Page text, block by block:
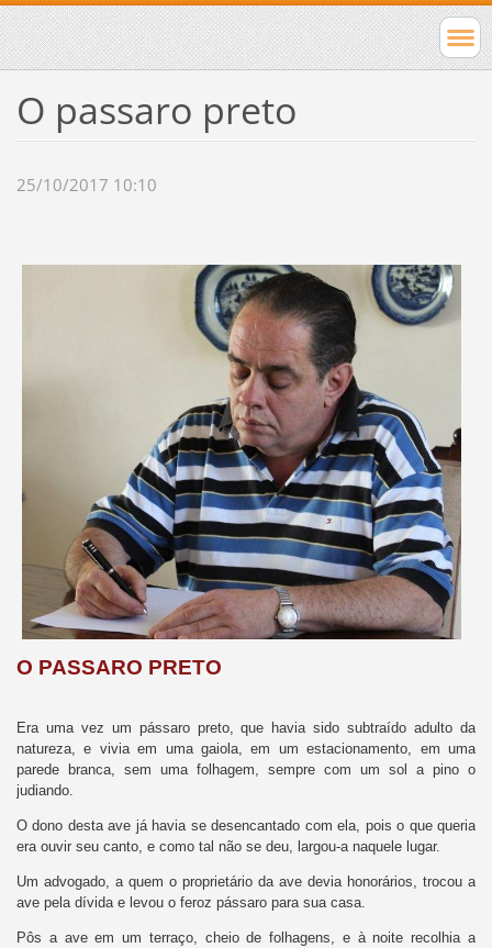
O passaro preto
25/10/2017 10:10
O PASSARO PRETO
Era uma vez um pássaro preto, que havia sido subtraído adulto da
natureza, e vivia em uma gaiola, em um estacionamento, em uma
parede branca, sem uma folhagem, sempre com um sol a pino o
judiando.
O dono desta ave já havia se desencantado com ela, pois o que queria
era ouvir seu canto, e como tal não se deu, largou-a naquele lugar.
Um advogado, a quem o proprietário da ave devia honorários, trocou a
ave pela dívida e levou o feroz pássaro para sua casa.
Pôs a ave em um terraço, cheio de folhagens, e à noite recolhia a